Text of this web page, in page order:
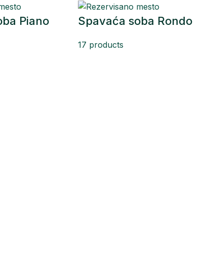
Piano Spavaća soba Rondo
17 products